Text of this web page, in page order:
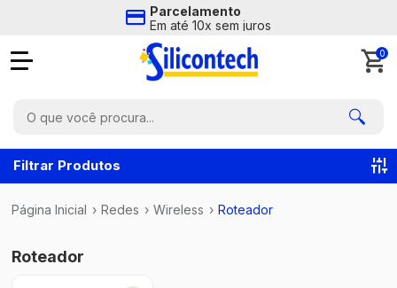
Parcelamento
Em até 10x sem juros
0
Página Inicial › Redes › Wireless › Roteador
Filtrar Produtos
Roteador